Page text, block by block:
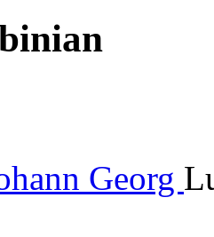
Georg